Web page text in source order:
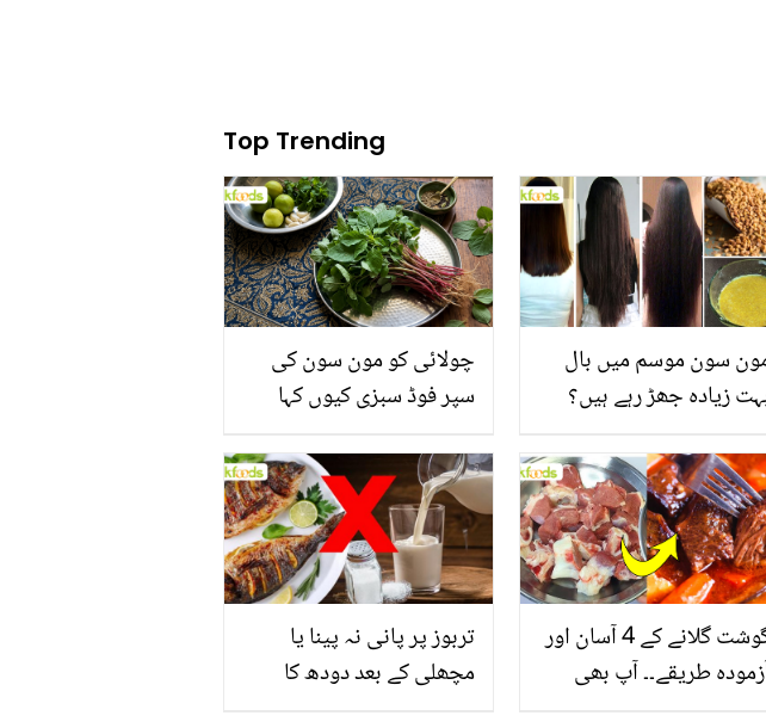
Top Trending
چولائی کو مون سون کی
سپر فوڈ سبزی کیوں کہا
منرلز اور اینٹی آکسیڈنٹس
سے بھرپور اس سبزی کے
فائدے
سون موسم میں بال
زیادہ جھڑ رہے ہیں؟
کے چند قدرتی طریقے
تربوز پر پانی نہ پینا یا
مچھلی کے بعد دودھ کا
گوشت گلانے کے 4 آسان اور
طریقے۔۔ آپ بھی